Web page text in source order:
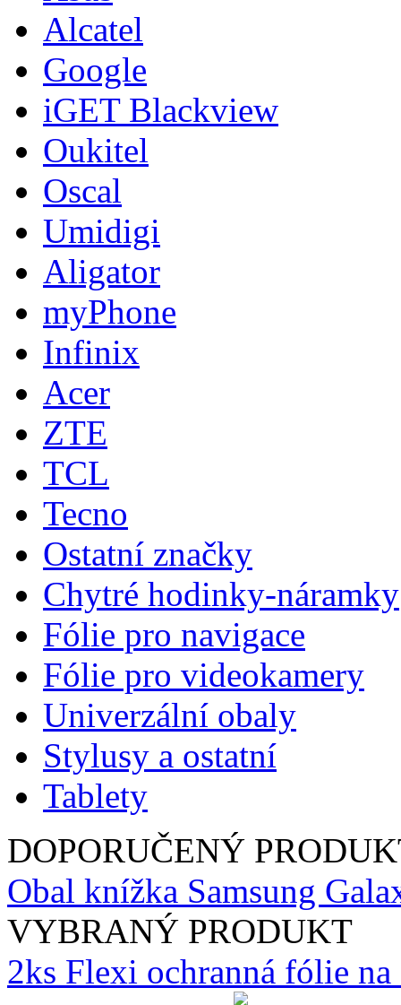
Alcatel
Google
iGET Blackview
Oukitel
Oscal
Umidigi
Aligator
myPhone
Infinix
Acer
ZTE
TCL
Tecno
Ostatní značky
Chytré hodinky-náramky
Fólie pro navigace
Fólie pro videokamery
Univerzální obaly
Stylusy a ostatní
Tablety
DOPORUČENÝ
Obal knížka Samsung
VYBRANÝ PRODUKT
2ks Flexi ochranná fólie